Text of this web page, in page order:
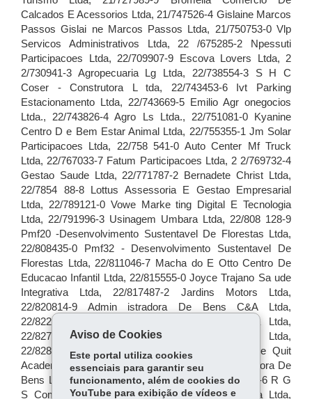
Aviso de Cookies
Este portal utiliza cookies
essenciais para garantir seu
funcionamento, além de cookies do
YouTube para exibição de vídeos e